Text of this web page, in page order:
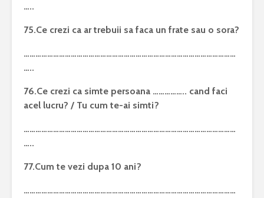
…..
75.Ce crezi ca ar trebuii sa faca un frate sau o sora?
………………………………………………………………………………………………
…..
76.Ce crezi ca simte persoana …………….. cand faci
acel lucru? / Tu cum te-ai simti?
………………………………………………………………………………………………
…..
77.Cum te vezi dupa 10 ani?
………………………………………………………………………………………………